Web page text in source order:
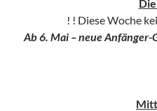
! ! Diese Woche
Ab 6. Mai – neue